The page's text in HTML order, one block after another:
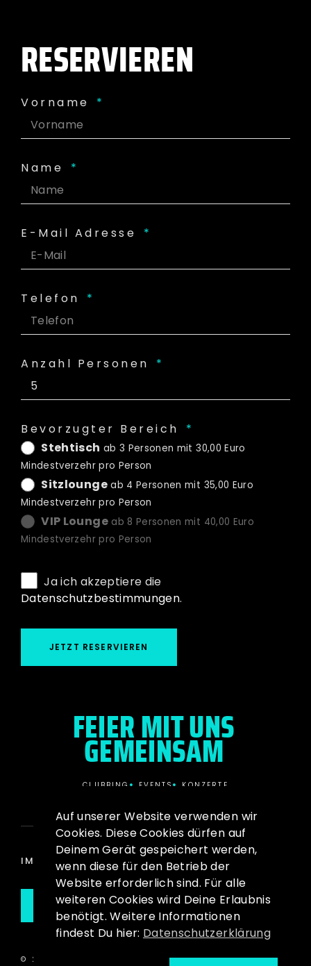
RESERVIEREN
Vorname
Name
E-Mail Adresse
Telefon
Anzahl Personen
Bevorzugter Bereich
Stehtisch ab 3 Personen mit 30,00 Euro
Mindestverzehr pro Person
Sitzlounge ab 4 Personen mit 35,00 Euro
Mindestverzehr pro Person
VIP Lounge ab 8 Personen mit 40,00 Euro
Mindestverzehr pro Person
Ja ich akzeptiere die
Datenschutzbestimmungen.
JETZT RESERVIEREN
FEIER MIT UNS
GEMEINSAM
CLUBBING EVENTS KONZERTE
IMPRESSUM DATENSCHUTZ
ZUM TICKET STORE
© 2026 SOUND-FACTORY
Auf unserer Website verwenden wir
Cookies. Diese Cookies dürfen auf
Deinem Gerät gespeichert werden,
wenn diese für den Betrieb der
Website erforderlich sind. Für alle
weiteren Cookies wird Deine Erlaubnis
benötigt. Weitere Informationen
findest Du hier: Datenschutzerklärung